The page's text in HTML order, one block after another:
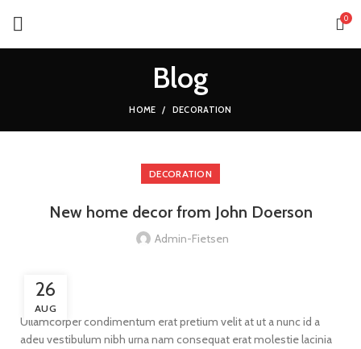
0
Blog
HOME DECORATION
DECORATION
New home decor from John Doerson
Admin-Fietsen
26
AUG
Ullamcorper condimentum erat pretium velit at ut a nunc id a
adeu vestibulum nibh urna nam consequat erat molestie lacinia